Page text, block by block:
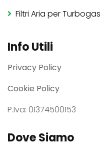
Filtri Aria per Turbogas
Info Utili
Privacy Policy
Cookie Policy
P.Iva: 01374500153
Dove Siamo